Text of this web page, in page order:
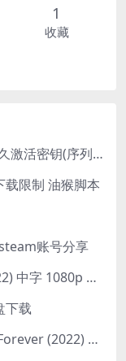
1
收藏
VMware Workstation Pro 16 永久激活密钥(序列号)
限制 油猴脚本
账号分享
史前星球 Prehistoric Planet (2022) 中字 1080p 高清 阿里云盘 2022.5.27已更新全集
下载
黑豹2 Black Panther: Wakanda Forever (2022) 高清版